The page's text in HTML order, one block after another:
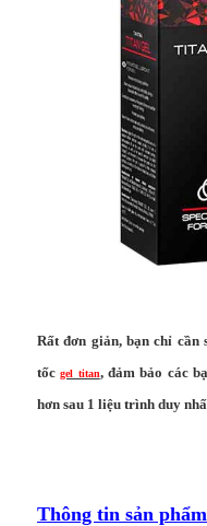
Rất đơn giản, bạn chỉ cần
tốcgel titan, đảm bảo các
hơn sau 1 liệu trình duy
Thông tin sản phẩm